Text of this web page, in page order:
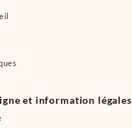
et information légales